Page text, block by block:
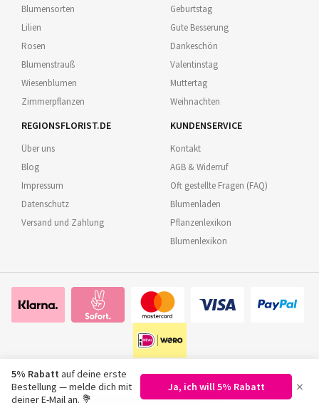
Blumensorten
Lilien
Rosen
Blumenstrauß
Wiesenblumen
Zimmerpflanzen
Geburtstag
Gute Besserung
Dankeschön
Valentinstag
Muttertag
Weihnachten
REGIONSFLORIST.DE
Über uns
Blog
Impressum
Datenschutz
Versand und Zahlung
KUNDENSERVICE
Kontakt
AGB & Widerruf
Oft gestellte Fragen (FAQ)
Blumenladen
Pflanzenlexikon
Blumenlexikon
©2026Regionsflorist.de
5% Rabatt auf deine erste
Bestellung — melde dich mit
deiner E-Mail an. 💐
Ja, ich will 5% Rabatt ×